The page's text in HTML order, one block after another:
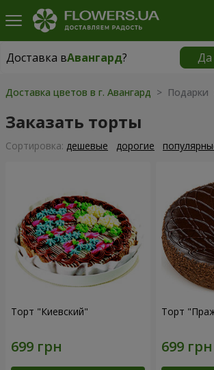
Доставка вАвангард? Да
Доставка вАвангард|
Доставка цветов в г. Авангард > Подарки
Заказать торты
Cортировка: дешевые дорогие
Торт "Киевский" Торт